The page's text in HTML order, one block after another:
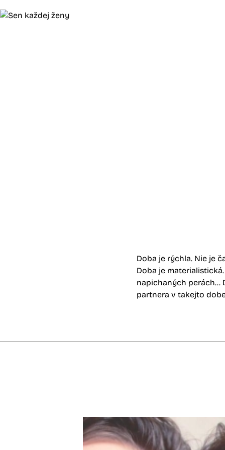
Doba je rýchla. Nie je
Doba je
napichaných perách...
partnera v takejto